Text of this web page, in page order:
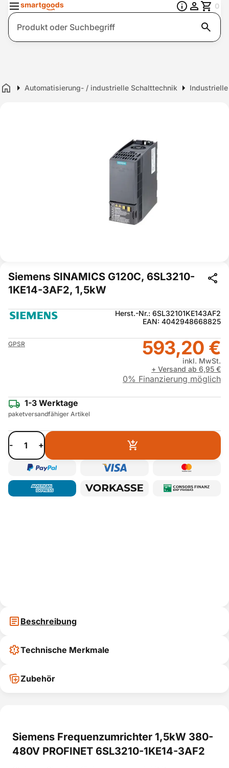
Suche
0
Home Automatisierung- / industrielle Schalttechnik
Siemens SINAMICS G120C, 6SL3210-
1KE14-3AF2, 1,5kW
Herst.-Nr.: 6SL32101KE143AF2
EAN: 4042948668825
GPSR 593,20 €
inkl. MwSt.
+ Versand ab 6,95 €
0% Finanzierung möglich
1-3 Werktage
paketversandfähiger Artikel
- +
Beschreibung
Technische Merkmale
Zubehör
Siemens Frequenzumrichter 1,5kW 380-
480V PROFINET 6SL3210-1KE14-3AF2